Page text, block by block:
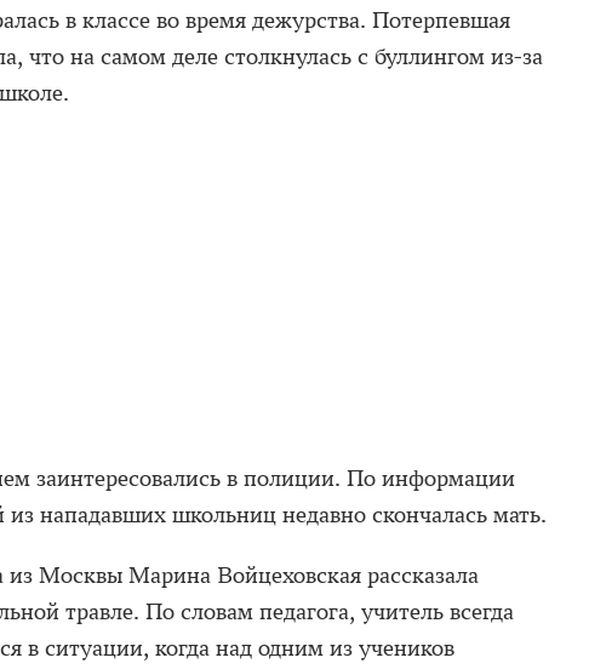
в классе во время дежурства. Потерпевшая
что на самом деле столкнулась с буллингом из-за
заинтересовались в полиции. По информации
из нападавших школьниц недавно скончалась мать.
из Москвы Марина Войцеховская рассказала
травле. По словам педагога, учитель всегда
в ситуации, когда над одним из учеников